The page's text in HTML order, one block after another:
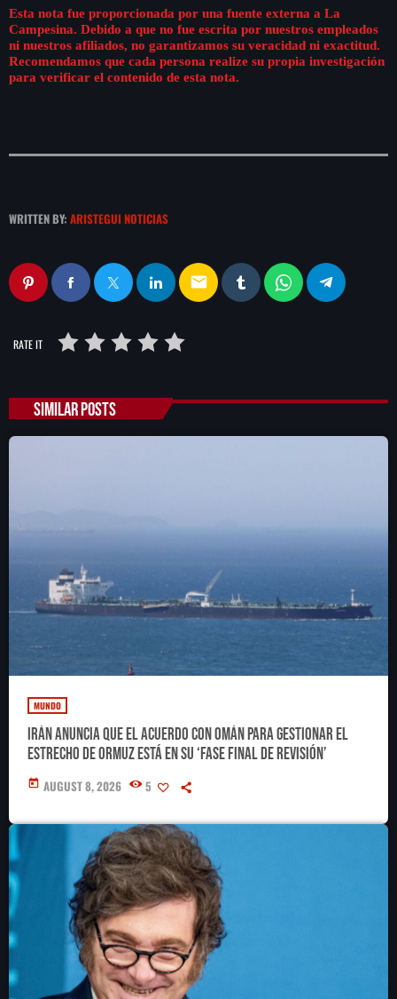
Esta nota fue proporcionada por una fuente externa a La
Campesina. Debido a que no fue escrita por nuestros empleados
ni nuestros afiliados, no garantizamos su veracidad ni exactitud.
Recomendamos que cada persona realize su propia investigación
para verificar el contenido de esta nota.
WRITTEN BY: ARISTEGUI NOTICIAS
email
RATE IT
SIMILAR POSTS
MUNDO
Irán anuncia que el acuerdo con Omán para gestionar el
estrecho de Ormuz está en su ‘fase final de revisión’
today AUGUST 8, 2026 5